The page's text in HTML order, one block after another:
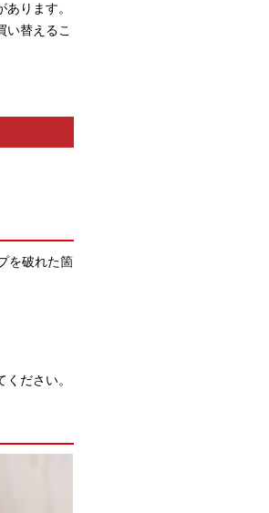
ります。
い替えるこ
を破れた箇
ださい。